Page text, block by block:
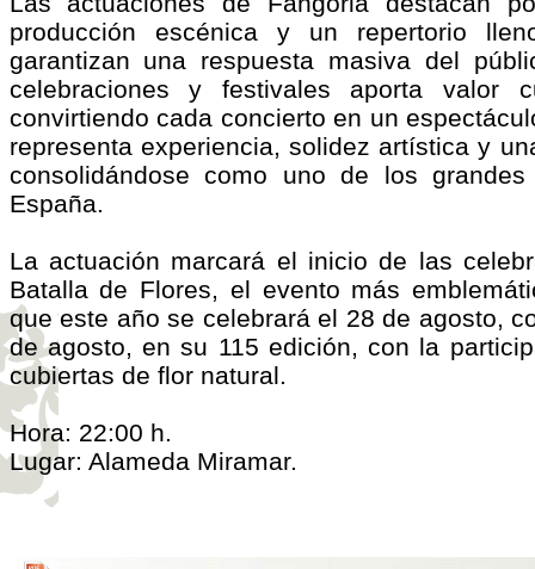
producción escénica y un repertorio
garantizan una respuesta masiva del
celebraciones y festivales aporta valor
convirtiendo cada concierto en un
representa experiencia, solidez artística y
consolidándose como uno de los
España.
La actuación marcará el inicio de las
Batalla de Flores, el evento más
que este año se celebrará el 28 de agosto,
de agosto, en su 115 edición, con la
cubiertas de flor natural.
Hora: 22:00 h.
Lugar: Alameda Miramar.